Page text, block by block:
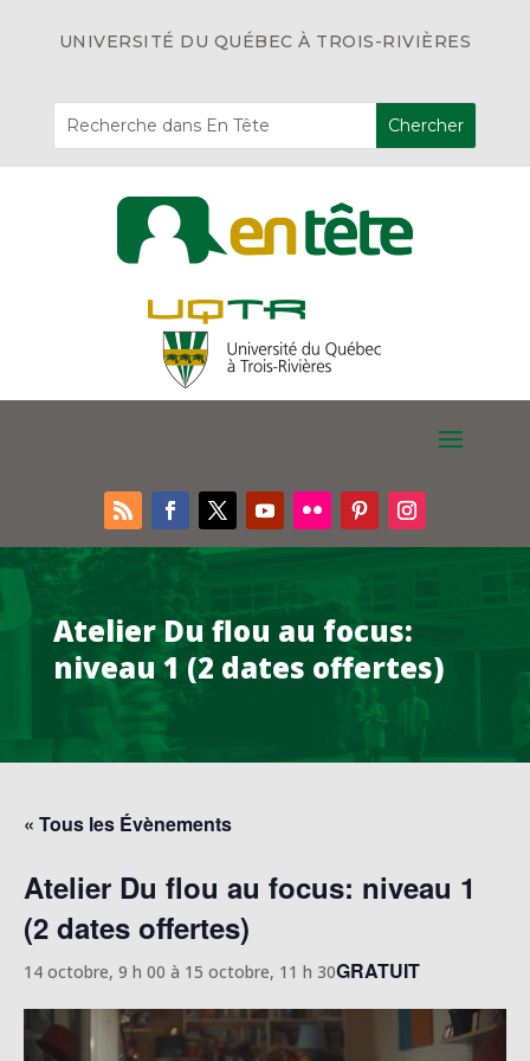
UNIVERSITÉ DU QUÉBEC À TROIS-RIVIÈRES
Atelier Du flou au focus:
niveau 1 (2 dates offertes)
« Tous les Évènements
Atelier Du flou au focus: niveau 1
(2 dates offertes)
14 octobre, 9 h 00 à 15 octobre, 11 h 30GRATUIT